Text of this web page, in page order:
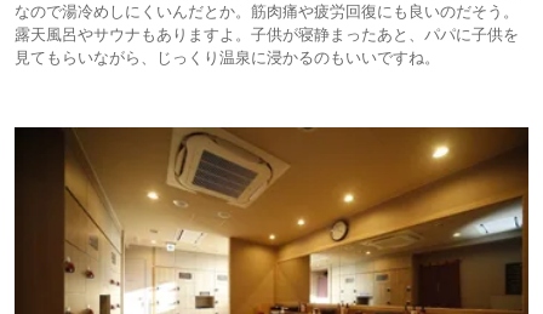
なので湯冷めしにくいんだとか。筋肉痛や疲労回復にも良いのだそう。
露天風呂やサウナもありますよ。子供が寝静まったあと、パパに子供を
見てもらいながら、じっくり温泉に浸かるのもいいですね。